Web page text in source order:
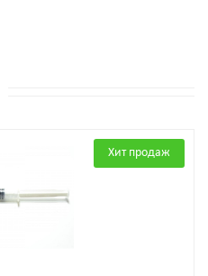
Хит продаж